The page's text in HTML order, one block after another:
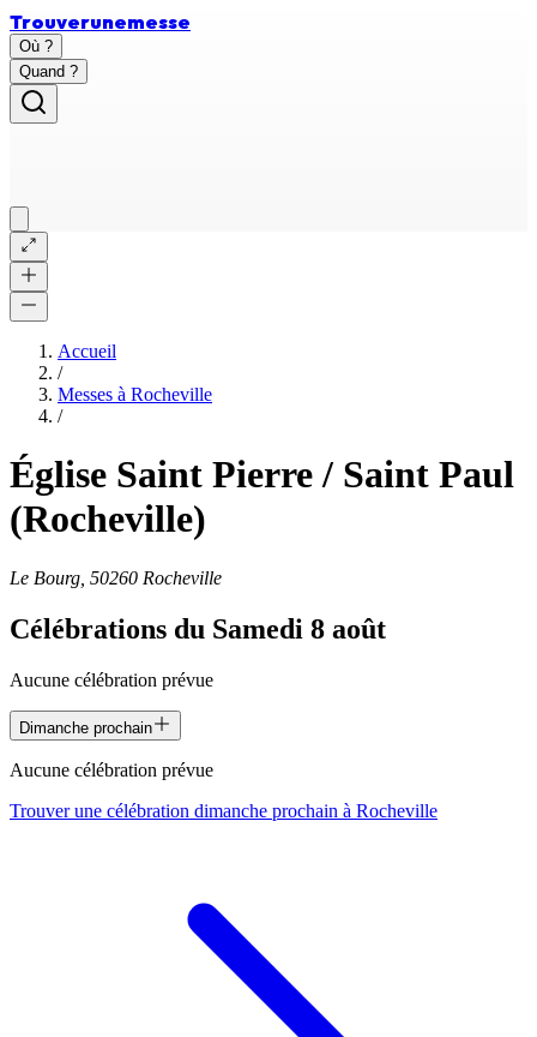
Trouverunemesse
Où ?
Quand ?
Accueil
/
Messes à Rocheville
/
Église Saint Pierre / Saint Paul
(Rocheville)
Le Bourg, 50260 Rocheville
Célébrations du Samedi 8 août
Aucune célébration prévue
Dimanche prochain
Aucune célébration prévue
Trouver une célébration dimanche prochain à Rocheville